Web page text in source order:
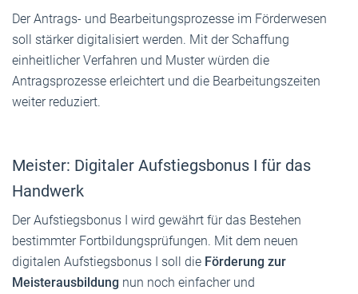
Der Antrags- und Bearbeitungsprozesse im Förderwesen
soll stärker digitalisiert werden. Mit der Schaffung
einheitlicher Verfahren und Muster würden die
Antragsprozesse erleichtert und die Bearbeitungszeiten
weiter reduziert.
Meister: Digitaler Aufstiegsbonus I für das
Handwerk
Der Aufstiegsbonus I wird gewährt für das Bestehen
bestimmter Fortbildungsprüfungen. Mit dem neuen
digitalen Aufstiegsbonus I soll die Förderung zur
Meisterausbildung nun noch einfacher und